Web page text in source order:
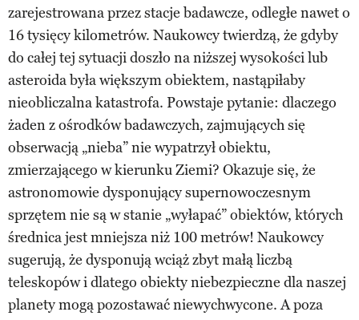
zarejestrowana przez stacje badawcze, odległe nawet o
16 tysięcy kilometrów. Naukowcy twierdzą, że gdyby
do całej tej sytuacji doszło na niższej wysokości lub
asteroida była większym obiektem, nastąpiłaby
nieobliczalna katastrofa. Powstaje pytanie: dlaczego
żaden z ośrodków badawczych, zajmujących się
obserwacją „nieba” nie wypatrzył obiektu,
zmierzającego w kierunku Ziemi? Okazuje się, że
astronomowie dysponujący supernowoczesnym
sprzętem nie są w stanie „wyłapać” obiektów, których
średnica jest mniejsza niż 100 metrów! Naukowcy
sugerują, że dysponują wciąż zbyt małą liczbą
teleskopów i dlatego obiekty niebezpieczne dla naszej
planety mogą pozostawać niewychwycone. A poza